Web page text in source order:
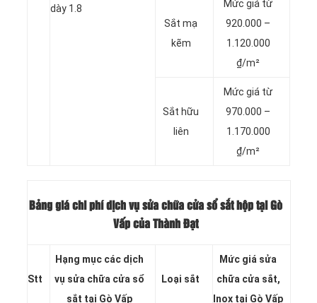
dày 1.8
Sắt mạ
kẽm
Mức giá từ
920.000 –
1.120.000
₫/m²
Sắt hữu
liên
Mức giá từ
970.000 –
1.170.000
₫/m²
Bảng giá chi phí dịch vụ sửa chữa cửa sổ sắt hộp tại Gò
Vấp của Thành Đạt
Stt
Hạng mục các dịch
vụ sửa chữa cửa sổ
sắt tại Gò Vấp
Loại sắt
Mức giá sửa
chữa cửa sắt,
Inox tại Gò Vấp